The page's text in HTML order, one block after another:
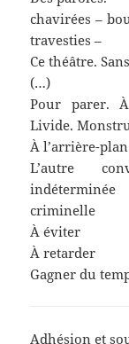
chavirées –
travesties –
Ce théâtre.
(…)
Pour parer.
Livide.
À l’arrière-
L’autre
criminelle
À éviter
À retarder
Gagner du
Adhésion et